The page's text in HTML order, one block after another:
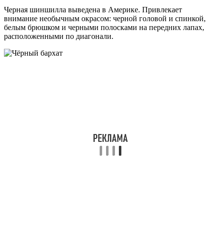
Черная шиншилла выведена в Америке. Привлекает
внимание необычным окрасом: черной головой и спинкой,
белым брюшком и черными полосками на передних лапах,
расположенными по диагонали.